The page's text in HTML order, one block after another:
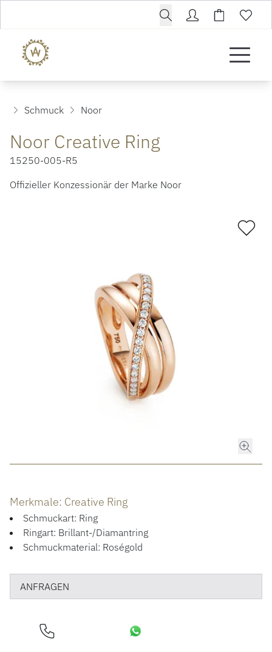
ROLEX CERTIFIED PRE-OWNED
ACCESSOIRES
ÜBER UNS
Schmuck Noor
Noor Creative Ring
15250-005-R5
Offizieller Konzessionär der Marke Noor
Merkmale: Creative Ring
Schmuckart: Ring
Ringart: Brillant-/Diamantring
Schmuckmaterial: Roségold
ANFRAGEN